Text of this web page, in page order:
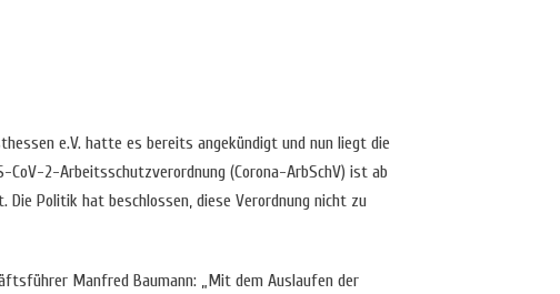
e.V. hatte es bereits angekündigt und nun liegt die
CoV-2-Arbeitsschutzverordnung (Corona-ArbSchV) ist ab
Politik hat beschlossen, diese Verordnung nicht zu
Manfred Baumann: „Mit dem Auslaufen der